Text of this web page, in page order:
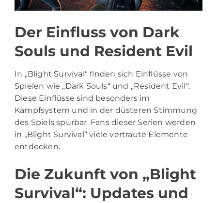
Der Einfluss von Dark
Souls und Resident Evil
In „Blight Survival“ finden sich Einflüsse von
Spielen wie „Dark Souls“ und „Resident Evil“.
Diese Einflüsse sind besonders im
Kampfsystem und in der düsteren Stimmung
des Spiels spürbar. Fans dieser Serien werden
in „Blight Survival“ viele vertraute Elemente
entdecken.
Die Zukunft von „Blight
Survival“: Updates und